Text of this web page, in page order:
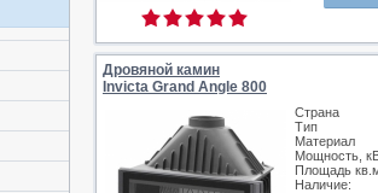
Дровяной камин
Invicta Grand Angle 800
Страна
Тип
Материал
Мощность,
Площадь
Наличие: